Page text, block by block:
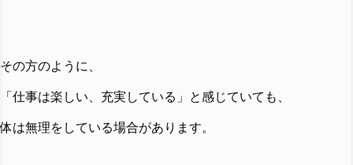
その方のように、
「仕事は楽しい、充実している」と感じていても、
体は無理をしている場合があります。